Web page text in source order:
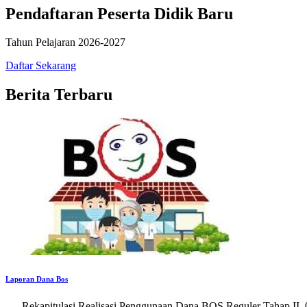
Pendaftaran Peserta Didik Baru
Tahun Pelajaran 2026-2027
Daftar Sekarang
Berita Terbaru
Laporan Dana Bos